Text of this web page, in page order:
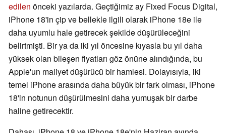
edilen önceki yazılarda. Geçtiğimiz ay Fixed Focus Digital,
iPhone 18'in çip ve bellekle ilgili olarak iPhone 18e ile
daha uyumlu hale getirecek şekilde düşürüleceğini
belirtmişti. Bir ya da iki yıl öncesine kıyasla bu yıl daha
yüksek olan bileşen fiyatları göz önüne alındığında, bu
Apple'un maliyet düşürücü bir hamlesi. Dolayısıyla, iki
temel iPhone arasında daha büyük bir fark olması, iPhone
18'in notunun düşürülmesini daha yumuşak bir darbe
haline getirecektir.